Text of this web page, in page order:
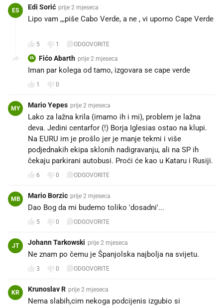
ES Edi Sorić prije 2 mjeseca
Lipo vam ,,,piše Cabo Verde, a ne , vi uporno Cape Verde
5 1 ODGOVORITE
FA Fićo Abarth prije 2 mjeseca
Iman par kolega od tamo, izgovara se cape verde
1 0
MY Mario Yepes prije 2 mjeseca
Lako za lažna krila (imamo ih i mi), problem je lažna
deva. Jedini centarfor (!) Borja Iglesias ostao na klupi.
Na EURU im je prošlo jer je manje tekmi i više
podjednakih ekipa sklonih nadigravanju, ali na SP ih
čekaju parkirani autobusi. Proći će kao u Kataru i Rusiji.
6 0 ODGOVORITE
MB Mario Borzic prije 2 mjeseca
Dao Bog da mi budemo toliko 'dosadni'...
5 0 ODGOVORITE
JT Johann Tarkowski prije 2 mjeseca
Ne znam po čemu je Španjolska najbolja na svijetu.
3 0 ODGOVORITE
KR Krunoslav R prije 2 mjeseca
Nema slabih,cim nekoga podcijenis izgubio si